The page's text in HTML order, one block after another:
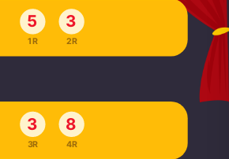
5
1R
3
2R
3
3R
8
4R